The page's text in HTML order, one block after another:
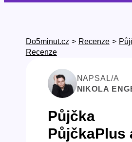
Do5minut.cz > Recenze >
Recenze
NAPSAL/A
NIKOLA
Půjčka
PůjčkaPlus